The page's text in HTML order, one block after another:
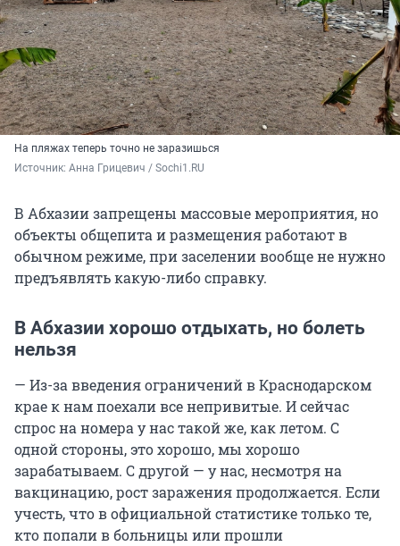
На пляжах теперь точно не заразишься
Источник: Анна Грицевич / Sochi1.RU
В Абхазии запрещены массовые мероприятия, но
объекты общепита и размещения работают в
обычном режиме, при заселении вообще не нужно
предъявлять какую-либо справку.
В Абхазии хорошо отдыхать, но болеть
нельзя
— Из-за введения ограничений в Краснодарском
крае к нам поехали все непривитые. И сейчас
спрос на номера у нас такой же, как летом. С
одной стороны, это хорошо, мы хорошо
зарабатываем. С другой — у нас, несмотря на
вакцинацию, рост заражения продолжается. Если
учесть, что в официальной статистике только те,
кто попали в больницы или прошли